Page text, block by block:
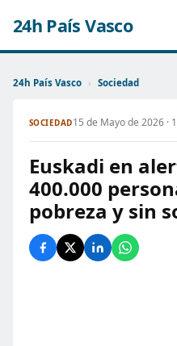
24h País Vasco
24h País Vasco › Sociedad
SOCIEDAD15 de Mayo de 2026 ·
Euskadi en
400.000
pobreza y sin